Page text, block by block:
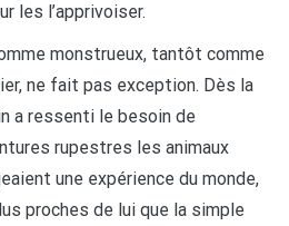
les l’apprivoiser.
monstrueux, tantôt comme
ne fait pas exception. Dès la
a ressenti le besoin de
rupestres les animaux
une expérience du monde,
proches de lui que la simple